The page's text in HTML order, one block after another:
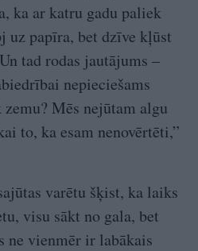
ka ar katru gadu paliek
uz papīra, bet dzīve kļūst
tad rodas jautājums –
nepieciešams
Mēs nejūtam algu
to, ka esam nenovērtēti,”
varētu šķist, ka laiks
visu sākt no gala, bet
ne vienmēr ir labākais